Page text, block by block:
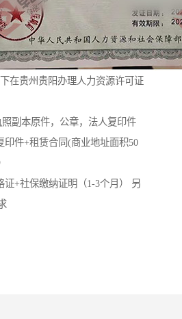
在贵州贵阳办理人力资源许可证
副本原件，公章，法人复印件
印件+租赁合同(商业地址面积50
证+社保缴纳证明（1-3个月） 另